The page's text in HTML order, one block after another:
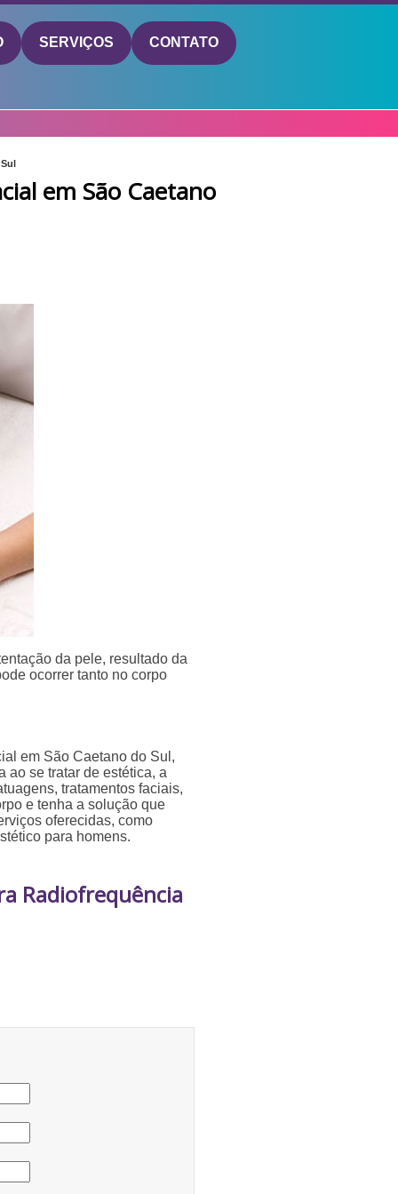
SERVIÇOS CONTATO
em São Caetano
da pele, resultado da
ocorrer tanto no corpo
em São Caetano do Sul,
ao se tratar de estética, a
tratamentos faciais,
e tenha a solução que
oferecidas, como
para homens.
Radiofrequência